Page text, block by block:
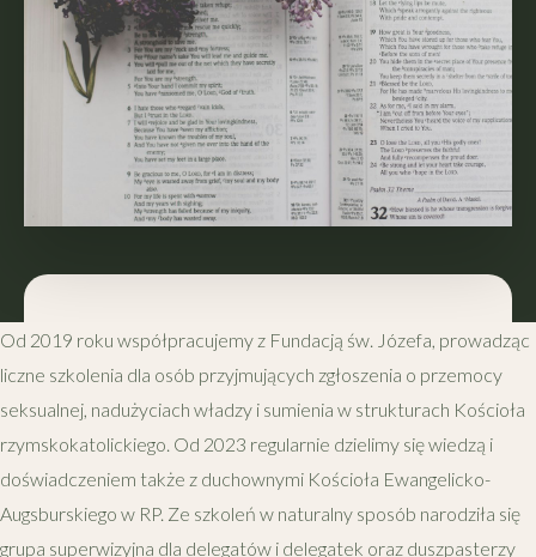
Od 2019 roku współpracujemy z Fundacją św. Józefa, prowadząc
liczne szkolenia dla osób przyjmujących zgłoszenia o przemocy
seksualnej, nadużyciach władzy i sumienia w strukturach Kościoła
rzymskokatolickiego. Od 2023 regularnie dzielimy się wiedzą i
doświadczeniem także z duchownymi Kościoła Ewangelicko-
Augsburskiego w RP. Ze szkoleń w naturalny sposób narodziła się
grupa superwizyjna dla delegatów i delegatek oraz duszpasterzy